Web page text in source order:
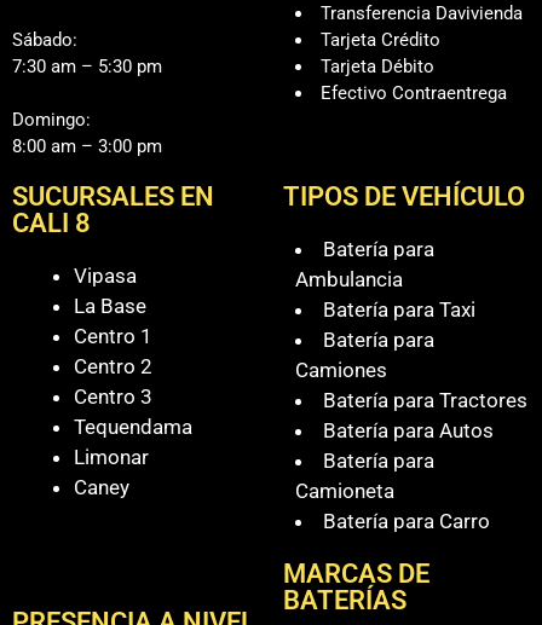
Sábado:
7:30 am – 5:30 pm
Domingo:
8:00 am – 3:00 pm
Transferencia Davivienda
Tarjeta Crédito
Tarjeta Débito
Efectivo Contraentrega
SUCURSALES EN
CALI 8
Vipasa
La Base
Centro 1
Centro 2
Centro 3
Tequendama
Limonar
Caney
TIPOS DE VEHÍCULO
Batería para
Ambulancia
Batería para Taxi
Batería para
Camiones
Batería para Tractores
Batería para Autos
Batería para
Camioneta
Batería para Carro
MARCAS DE
BATERÍAS